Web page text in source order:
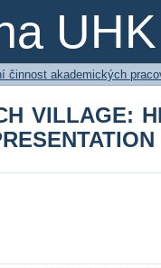
UHK
činnost akademických
VILLAGE: